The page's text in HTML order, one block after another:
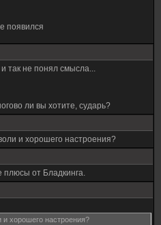
появился
так не понял смысла...
ли вы хотите, сударь?
и хорошего настроения?
от Бладкинга.
и хорошего настроения?